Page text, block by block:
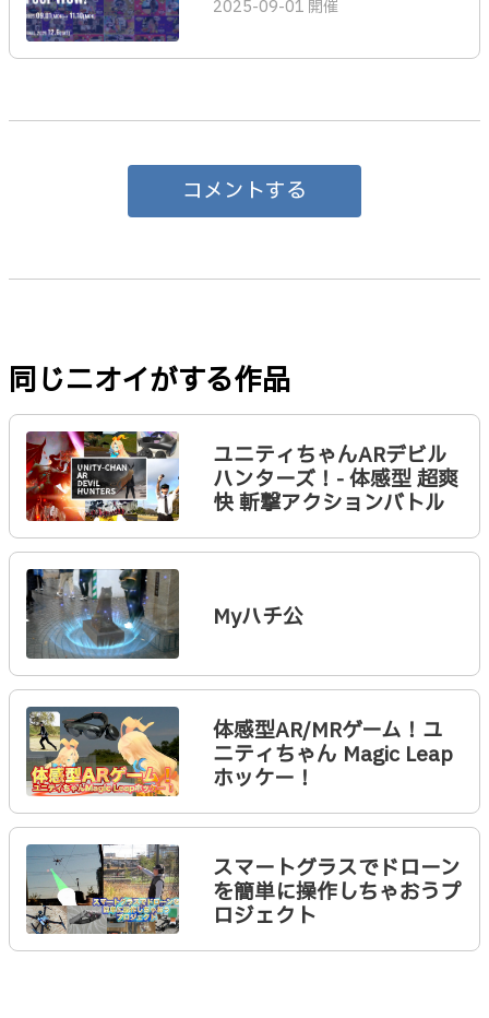
2025-09-01 開催
コメントする
同じニオイがする作品
ユニティちゃんARデビル
ハンターズ！- 体感型 超爽
快 斬撃アクションバトル
Myハチ公
体感型AR/MRゲーム！ユ
ニティちゃん Magic Leap
ホッケー！
スマートグラスでドローン
を簡単に操作しちゃおうプ
ロジェクト